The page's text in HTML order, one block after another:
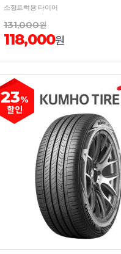
소형트럭용 타이어
131,000원
118,000원
23%
할인